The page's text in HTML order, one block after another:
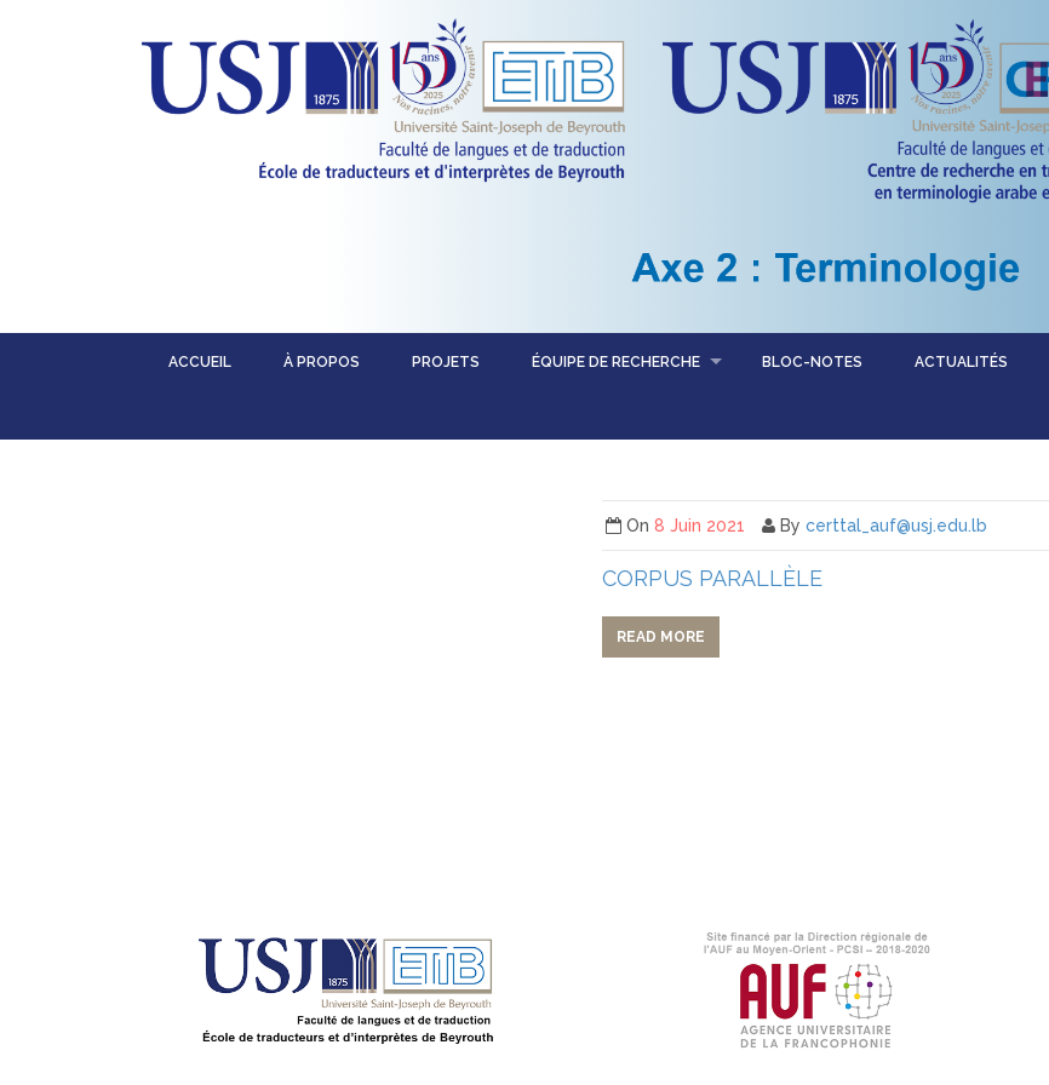
ACCUEIL À PROPOS PROJETS ÉQUIPE DE RECHERCHE BLOC-NOTES ACTUALITÉS
On 8 Juin 2021 Bycerttal_auf@usj.edu.lb
CORPUS PARALLÈLE
READ MORE